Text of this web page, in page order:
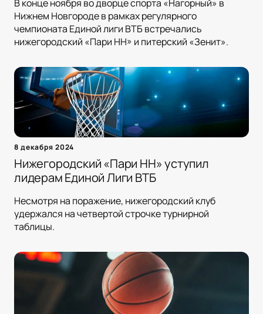
В конце ноября во дворце спорта «Нагорный» в
Нижнем Новгороде в рамках регулярного
чемпионата Единой лиги ВТБ встречались
нижегородский «Пари НН» и питерский «Зенит».
8 декабря 2024
Нижегородский «Пари НН» уступил
лидерам Единой Лиги ВТБ
Несмотря на поражение, нижегородский клуб
удержался на четвертой строчке турнирной
таблицы.